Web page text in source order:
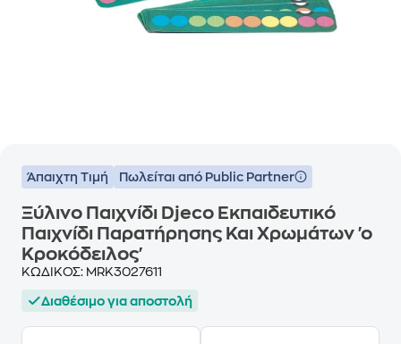
Άπαιχτη Τιμή Πωλείται από Public Partner
Ξύλινο Παιχνίδι Djeco Εκπαιδευτικό
Παιχνίδι Παρατήρησης Και Χρωμάτων 'ο
Κροκόδειλος'
ΚΩΔΙΚΟΣ: MRK3027611
Διαθέσιμο για αποστολή